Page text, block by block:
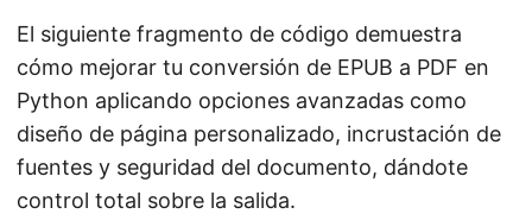
El siguiente fragmento de código demuestra
cómo mejorar tu conversión de EPUB a PDF en
Python aplicando opciones avanzadas como
diseño de página personalizado, incrustación de
fuentes y seguridad del documento, dándote
control total sobre la salida.